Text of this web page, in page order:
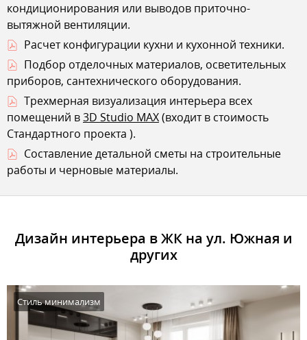
кондиционирования или выводов приточно-
вытяжной вентиляции.
Расчет конфигурации кухни и кухонной техники.
Подбор отделочных материалов, осветительных
приборов, сантехнического оборудования.
Трехмерная визуализация интерьера всех
помещений в3D Studio MAX(входит в стоимость
Стандартного проекта ).
Составление детальной сметы на строительные
работы и черновые материалы.
Дизайн интерьера в ЖК на ул. Южная и
других
Стиль минимализм